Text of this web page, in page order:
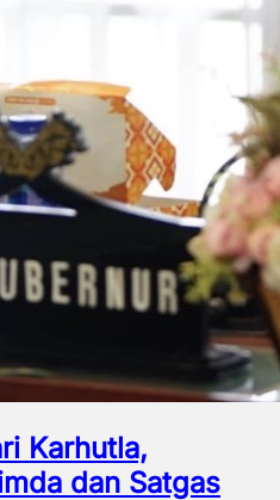
Karhutla,
dan Satgas